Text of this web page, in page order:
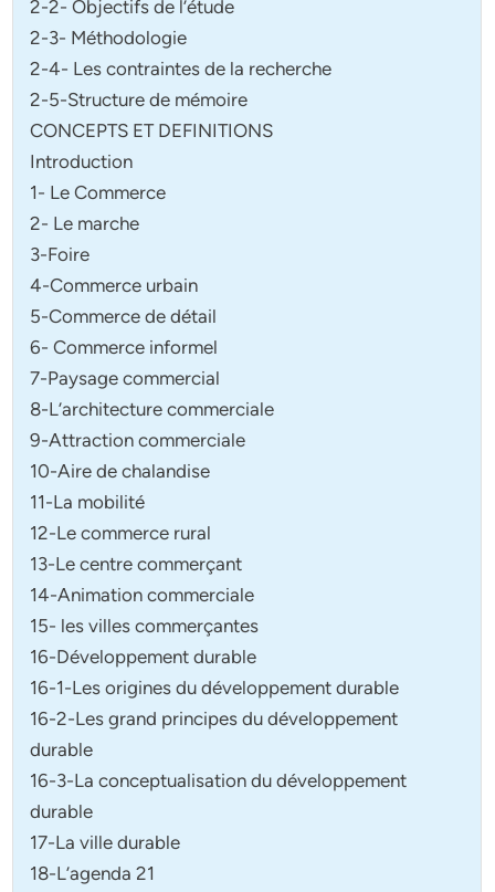
2-2- Objectifs de l’étude
2-3- Méthodologie
2-4- Les contraintes de la recherche
2-5-Structure de mémoire
CONCEPTS ET DEFINITIONS
Introduction
1- Le Commerce
2- Le marche
3-Foire
4-Commerce urbain
5-Commerce de détail
6- Commerce informel
7-Paysage commercial
8-L’architecture commerciale
9-Attraction commerciale
10-Aire de chalandise
11-La mobilité
12-Le commerce rural
13-Le centre commerçant
14-Animation commerciale
15- les villes commerçantes
16-Développement durable
16-1-Les origines du développement durable
16-2-Les grand principes du développement
durable
16-3-La conceptualisation du développement
durable
17-La ville durable
18-L’agenda 21